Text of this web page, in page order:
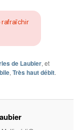
rafraîchir
de Laubier, et
,Très haut débit.